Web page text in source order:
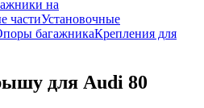
на
частиУстановочные
багажникаКрепления для
для Audi 80